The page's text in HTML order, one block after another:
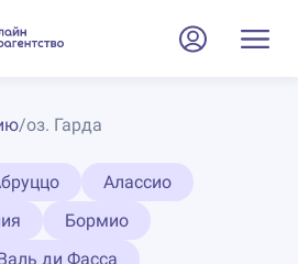
/оз. Гарда
Алассио
Бормио
ди Фасса